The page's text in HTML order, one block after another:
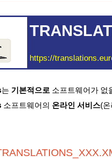
https://
는 기본적으로 소프트웨어가 없
소프트웨어의 온라인 서비스(